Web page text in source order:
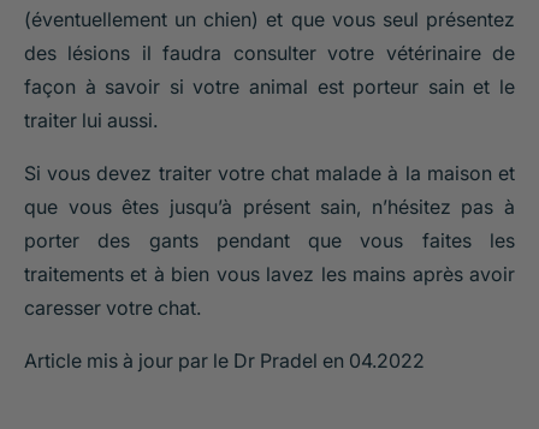
(éventuellement un chien) et que vous seul présentez
des lésions il faudra consulter votre vétérinaire de
façon à savoir si votre animal est porteur sain et le
traiter lui aussi.
Si vous devez traiter votre chat malade à la maison et
que vous êtes jusqu’à présent sain, n’hésitez pas à
porter des gants pendant que vous faites les
traitements et à bien vous lavez les mains après avoir
caresser votre chat.
Article mis à jour par le Dr Pradel en 04.2022